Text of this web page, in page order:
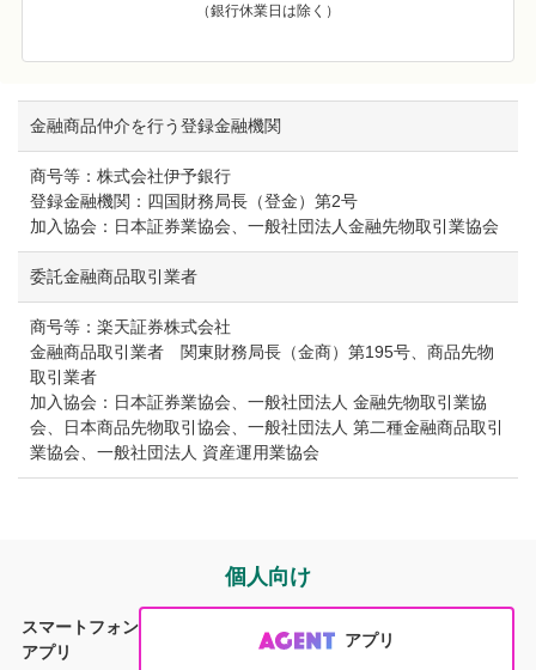
伊予銀行は楽天証券とは別法人であり、金融商品仲介のご
証券口座開設後の株式売買等のお取り引きについては、す
べてお客さまと楽天証券とのお取り引きになります。
伊予銀行には楽天証券とお客さまとの契約締結に関する代
理権はありません。したがって、楽天証券とお客さまとの
間の契約の締結権はありません。
伊予銀行で金融商品仲介のお取り引きをされるかどうか
に影響を与えることはありません。また、伊予銀行でのお
取り引き内容（預金・融資等）が金融商品仲介サービスの
お取り引きに影響を与えることはありません。
伊予銀行が登録金融機関としてご案内する金融商品仲介の
商品は、楽天証券によるものであり、伊予銀行が提供する
ものではありません。
処分等に流用されることはなく、原則として全額保全され
ます。万一、一部不足額が生じた場合等全額の返還ができ
ないケースが発生した場合でも、投資者保護基金により、
おひとりあたり1,000万円まで補償されます。
（銀行休業日は除く）
金融商品仲介を行う登録金融機関
商号等：株式会社伊予銀行
登録金融機関：四国財務局長（登金）第2号
加入協会：日本証券業協会、一般社団法人金融先物取引業協会
委託金融商品取引業者
商号等：楽天証券株式会社
金融商品取引業者 関東財務局長（金商）第195号、商品先物
取引業者
加入協会：日本証券業協会、一般社団法人 金融先物取引業協
会、日本商品先物取引協会、一般社団法人 第二種金融商品取引
業協会、一般社団法人 資産運用業協会
個人向け
スマートフォン
アプリ
アプリ